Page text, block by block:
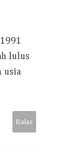
lulus
usia
Balas